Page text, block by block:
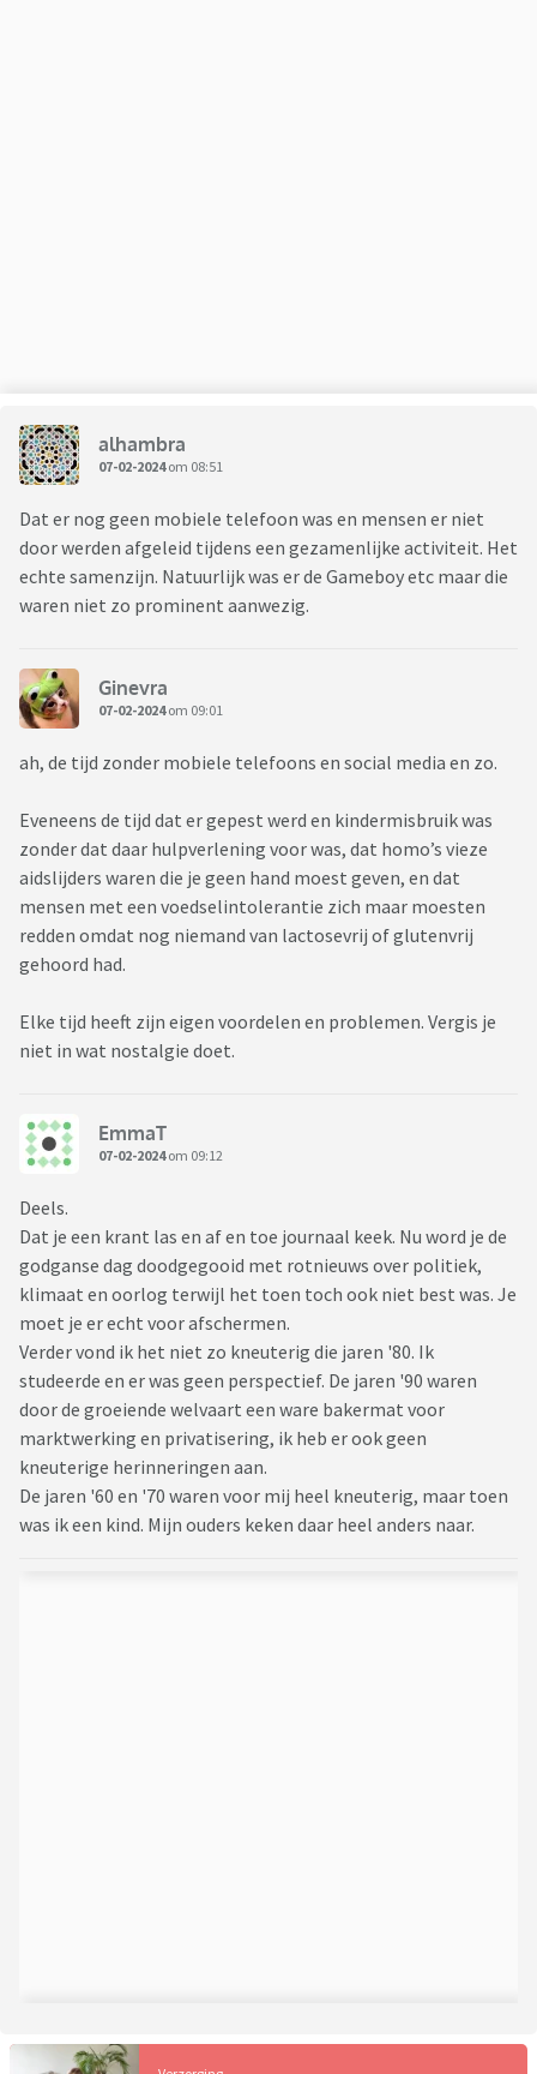
alhambra
07-02-2024om 08:51
Dat er nog geen mobiele telefoon was en mensen er niet
door werden afgeleid tijdens een gezamenlijke activiteit. Het
echte samenzijn. Natuurlijk was er de Gameboy etc maar die
waren niet zo prominent aanwezig.
Ginevra
07-02-2024om 09:01
ah, de tijd zonder mobiele telefoons en social media en zo.
Eveneens de tijd dat er gepest werd en kindermisbruik was
zonder dat daar hulpverlening voor was, dat homo’s vieze
aidslijders waren die je geen hand moest geven, en dat
mensen met een voedselintolerantie zich maar moesten
redden omdat nog niemand van lactosevrij of glutenvrij
gehoord had.
Elke tijd heeft zijn eigen voordelen en problemen. Vergis je
niet in wat nostalgie doet.
EmmaT
07-02-2024om 09:12
Deels.
Dat je een krant las en af en toe journaal keek. Nu word je de
godganse dag doodgegooid met rotnieuws over politiek,
klimaat en oorlog terwijl het toen toch ook niet best was. Je
moet je er echt voor afschermen.
Verder vond ik het niet zo kneuterig die jaren '80. Ik
studeerde en er was geen perspectief. De jaren '90 waren
door de groeiende welvaart een ware bakermat voor
marktwerking en privatisering, ik heb er ook geen
kneuterige herinneringen aan.
De jaren '60 en '70 waren voor mij heel kneuterig, maar toen
was ik een kind. Mijn ouders keken daar heel anders naar.